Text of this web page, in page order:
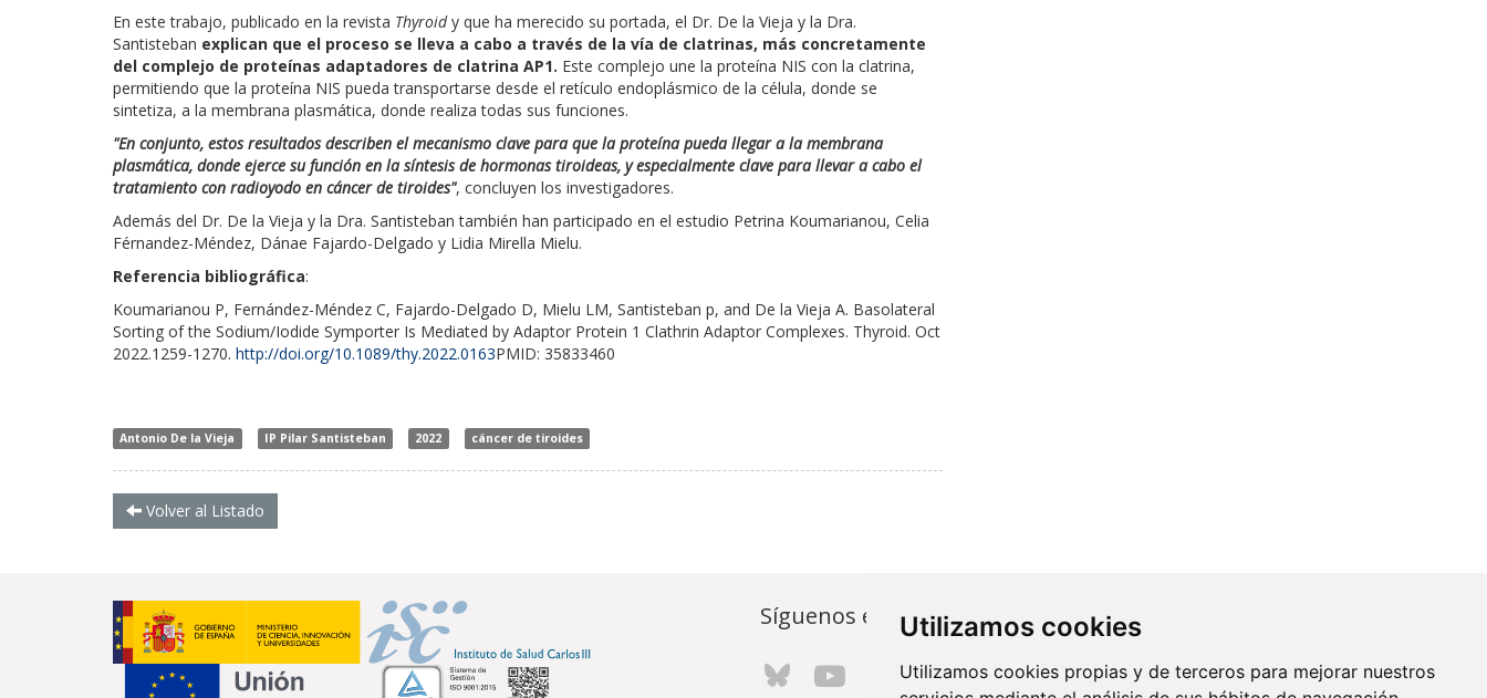
Utilizamos cookies
Utilizamos cookies propias y de terceros para mejorar nuestros
En este trabajo, publicado en la revista Thyroidy que ha merecido su portada, el Dr. De la Vieja y la Dra.
Santisteban explican que el proceso se lleva a cabo a través de la vía de clatrinas, más concretamente
del complejo de proteínas adaptadores de clatrina AP1. Este complejo une la proteína NIS con la clatrina,
permitiendo que la proteína NIS pueda transportarse desde el retículo endoplásmico de la célula, donde se
sintetiza, a la membrana plasmática, donde realiza todas sus funciones.
"En conjunto, estos resultados describen el mecanismo clave para que la proteína pueda llegar a la membrana
plasmática, donde ejerce su función en la síntesis de hormonas tiroideas, y especialmente clave para llevar a cabo el
tratamiento con radioyodo en cáncer de tiroides", concluyen los investigadores.
Además del Dr. De la Vieja y la Dra. Santisteban también han participado en el estudio Petrina Koumarianou, Celia
Férnandez-Méndez, Dánae Fajardo-Delgado y Lidia Mirella Mielu.
Referencia bibliográfica:
Koumarianou P, Fernández-Méndez C, Fajardo-Delgado D, Mielu LM, Santisteban p, and De la Vieja A. Basolateral
Sorting of the Sodium/Iodide Symporter Is Mediated by Adaptor Protein 1 Clathrin Adaptor Complexes. Thyroid. Oct
2022.1259-1270. http://doi.org/10.1089/thy.2022.0163PMID: 35833460
Antonio De la Vieja IP Pilar Santisteban 2022 cáncer de tiroides
Volver al Listado
Síguenos en... Contacto
Av. Monforte de Lemos, 3-5. Pabellón
11. Planta 0 28029 Madrid